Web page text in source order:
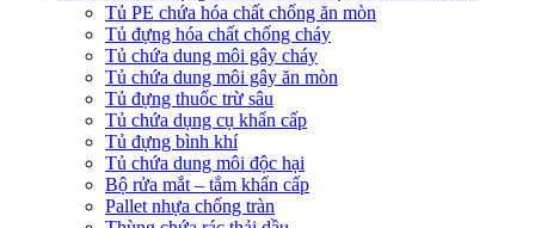
Tủ PE chứa hóa chất chống ăn mòn
Tủ đựng hóa chất chống cháy
Tủ chứa dung môi gây cháy
Tủ chứa dung môi gây ăn mòn
Tủ đựng thuốc trừ sâu
Tủ chứa dụng cụ khẩn cấp
Tủ đựng bình khí
Tủ chứa dung môi độc hại
Bộ rửa mắt – tắm khẩn cấp
Pallet nhựa chống tràn